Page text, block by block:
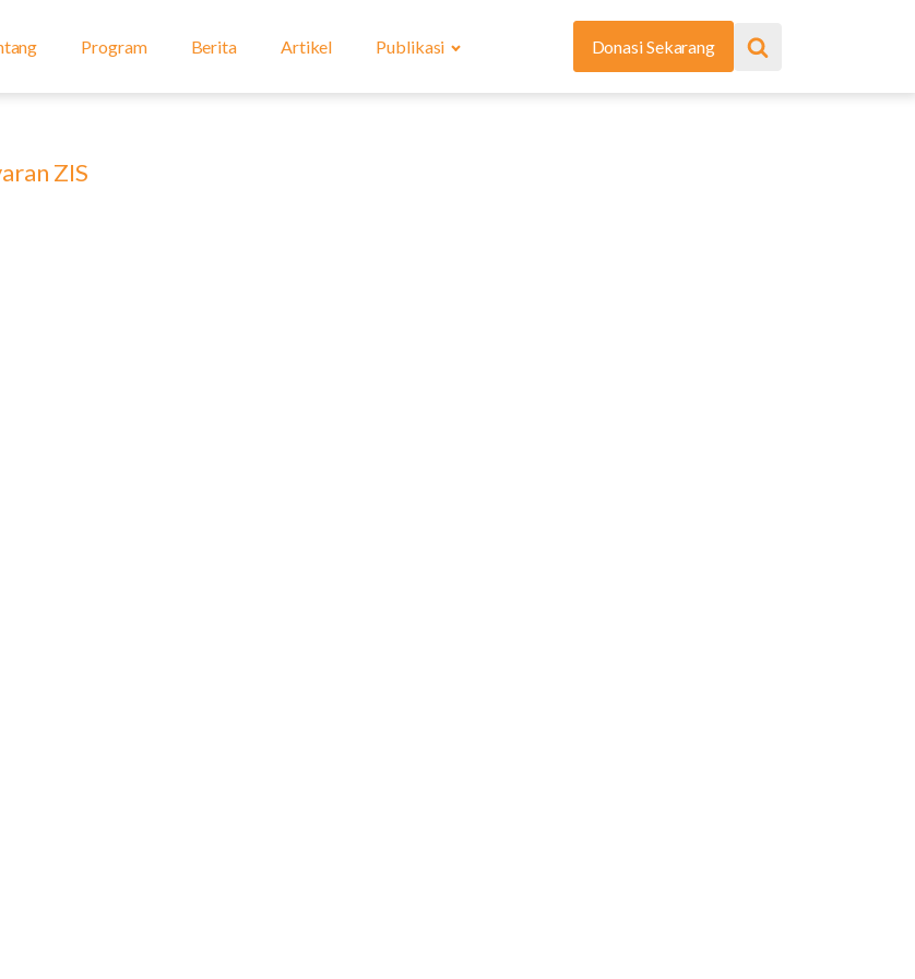
Program Berita Artikel Publikasi Donasi Sekarang
ZIS